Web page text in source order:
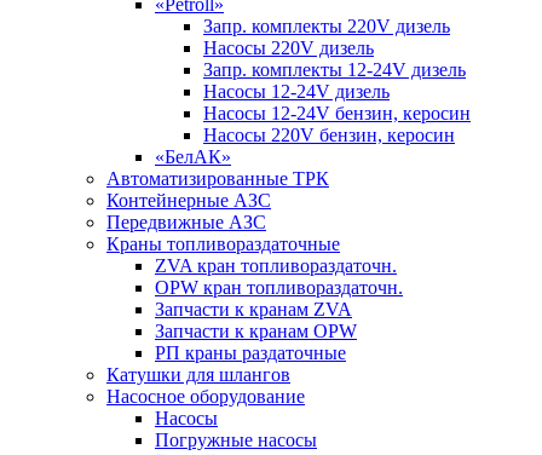
«Petroll»
Запр. комплекты 220V дизель
Насосы 220V дизель
Запр. комплекты 12-24V дизель
Насосы 12-24V дизель
Насосы 12-24V бензин, керосин
Насосы 220V бензин, керосин
«БелАК»
Автоматизированные ТРК
Контейнерные АЗС
Передвижные АЗС
Краны топливораздаточные
ZVA кран топливораздаточн.
OPW кран топливораздаточн.
Запчасти к кранам ZVA
Запчасти к кранам OPW
РП краны раздаточные
Катушки для шлангов
Насосное оборудование
Насосы
Погружные насосы